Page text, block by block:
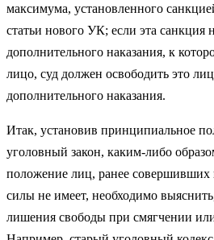
максимума, установленного
статьи нового УК; если эта санкция
дополнительного наказания, к
лицо, суд должен освободить это
дополнительного наказания.
Итак, установив принципиальное
уголовный закон, каким-либо
положение лиц, ранее совершивших
силы не имеет, необходимо
лишения свободы при смягчении